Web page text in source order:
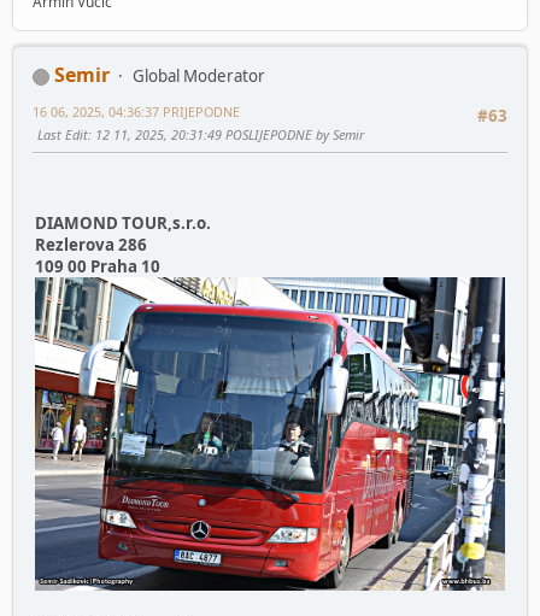
Semir
Global Moderator
#63
16 06, 2025, 04:36:37 PRIJEPODNE
Last Edit: 12 11, 2025, 20:31:49 POSLIJEPODNE by Semir
DIAMOND TOUR,s.r.o.
Rezlerova 286
109 00 Praha 10